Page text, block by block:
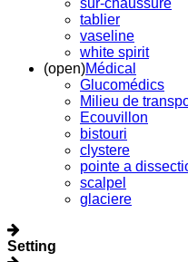
tablier
vaseline
white spirit
(open)Médical
Glucomédics
Milieu de
Ecouvillon
bistouri
clystere
pointe a
scalpel
glaciere
Setting